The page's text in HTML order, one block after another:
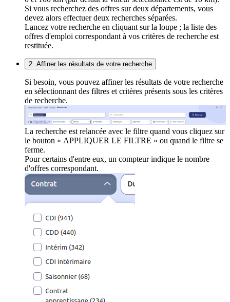
Si vous recherchez des offres sur deux départements, vous
devez alors effectuer deux recherches séparées.
Lancez votre recherche en cliquant sur la loupe ; la liste des
offres d'emploi correspondant à vos critères de recherche est
restituée.
2. Affiner les résultats de votre recherche
Si besoin, vous pouvez affiner les résultats de votre recherche
en sélectionnant des filtres et critères présents sous les critères
de recherche.
La recherche est relancée avec le filtre quand vous cliquez sur
le bouton « APPLIQUER LE FILTRE » ou quand le filtre se
ferme.
Pour certains d'entre eux, un compteur indique le nombre
d'offres correspondant.